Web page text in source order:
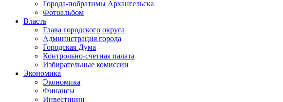
Города-побратимы Архангельска
Фотоальбом
Власть
Глава городского округа
Администрация города
Городская Дума
Контрольно-счетная палата
Избирательные комиссии
Экономика
Экономика
Финансы
Инвестиции